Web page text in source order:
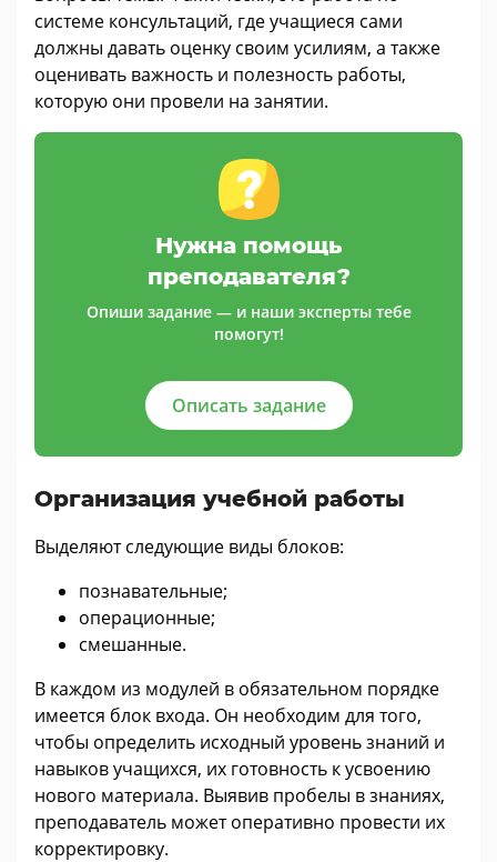
системе консультаций, где учащиеся сами
должны давать оценку своим усилиям, а также
оценивать важность и полезность работы,
которую они провели на занятии.
Нужна помощь
преподавателя?
Опиши задание — и наши эксперты тебе
помогут!
Описать задание
Организация учебной работы
Выделяют следующие виды блоков:
познавательные;
операционные;
смешанные.
В каждом из модулей в обязательном порядке
имеется блок входа. Он необходим для того,
чтобы определить исходный уровень знаний и
навыков учащихся, их готовность к усвоению
нового материала. Выявив пробелы в знаниях,
преподаватель может оперативно провести их
корректировку.